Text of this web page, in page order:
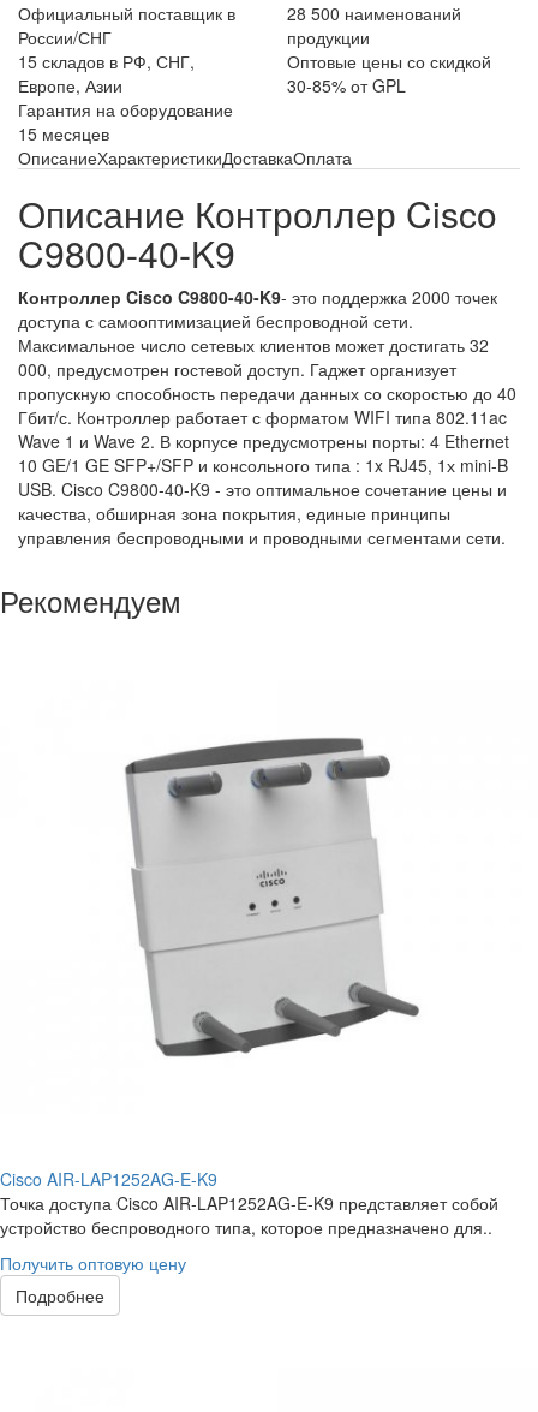
Официальный поставщик в
России/СНГ
28 500 наименований
продукции
15 складов в РФ, СНГ,
Европе, Азии
Оптовые цены со скидкой
30-85% от GPL
Гарантия на оборудование
15 месяцев
ОписаниеХарактеристикиДоставкаОплата
Описание Контроллер Cisco
C9800-40-K9
Контроллер Cisco C9800-40-K9- это поддержка 2000 точек
доступа с самооптимизацией беспроводной сети.
Максимальное число сетевых клиентов может достигать 32
000, предусмотрен гостевой доступ. Гаджет организует
пропускную способность передачи данных со скоростью до 40
Гбит/с. Контроллер работает с форматом WIFI типа 802.11ac
Wave 1 и Wave 2. В корпусе предусмотрены порты: 4 Ethernet
10 GE/1 GE SFP+/SFP и консольного типа : 1x RJ45, 1х mini-B
USB. Cisco C9800-40-K9 - это оптимальное сочетание цены и
качества, обширная зона покрытия, единые принципы
управления беспроводными и проводными сегментами сети.
Рекомендуем
Cisco AIR-LAP1252AG-E-K9
Точка доступа Cisco AIR-LAP1252AG-E-K9 представляет собой
устройство беспроводного типа, которое предназначено для..
Получить оптовую цену
Подробнее